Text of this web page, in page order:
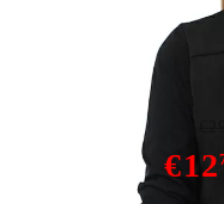
Vero
€12